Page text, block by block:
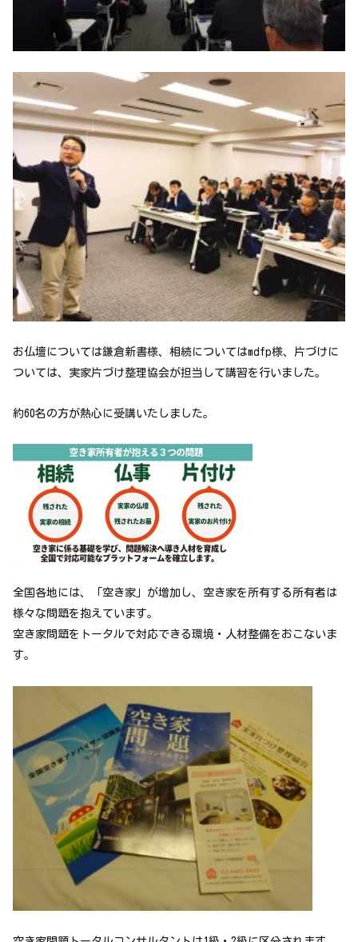
お仏壇については鎌倉新書様、相続についてはmdfp様、片づけに
ついては、実家片づけ整理協会が担当して講習を行いました。
約60名の方が熱心に受講いたしました。
全国各地には、「空き家」が増加し、空き家を所有する所有者は
様々な問題を抱えています。
空き家問題をトータルで対応できる環境・人材整備をおこないま
す。